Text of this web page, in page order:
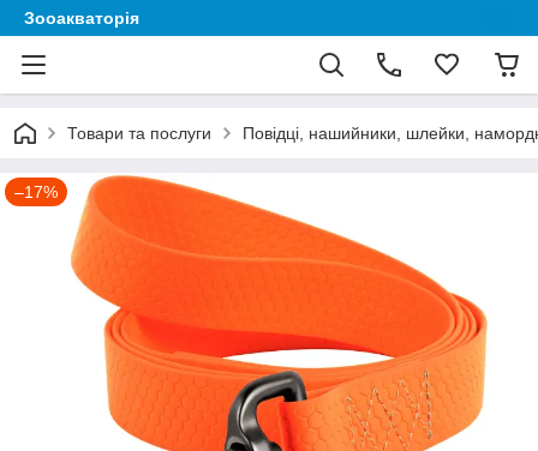
Зооакваторія
Товари та послуги Повідці, нашийники, шлейки,
–17%